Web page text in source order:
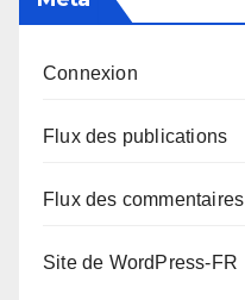
Connexion
Flux des publications
Flux des commentaires
Site de WordPress-FR